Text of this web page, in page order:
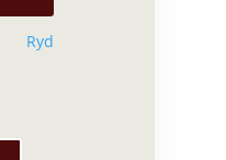
Ryd